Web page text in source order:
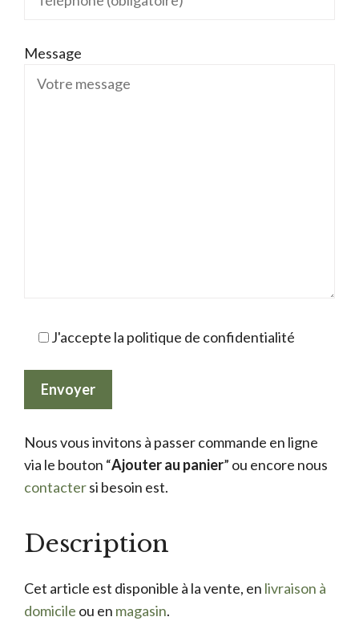
Message
J'accepte la politique de confidentialité
Nous vous invitons à passer commande en ligne
via le bouton “Ajouter au panier” ou encore nous
contactersi besoin est.
Description
Cet article est disponible à la vente, en livraison à
domicile ou en magasin.